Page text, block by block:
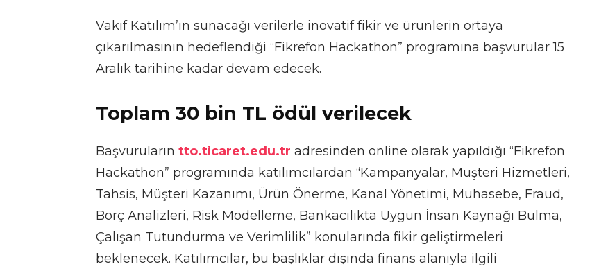
Vakıf Katılım’ın sunacağı verilerle inovatif fikir ve ürünlerin ortaya
çıkarılmasının hedeflendiği “Fikrefon Hackathon” programına başvurular 15
Aralık tarihine kadar devam edecek.
Toplam 30 bin TL ödül verilecek
Başvuruların tto.ticaret.edu.tr adresinden online olarak yapıldığı “Fikrefon
Hackathon” programında katılımcılardan “Kampanyalar, Müşteri Hizmetleri,
Tahsis, Müşteri Kazanımı, Ürün Önerme, Kanal Yönetimi, Muhasebe, Fraud,
Borç Analizleri, Risk Modelleme, Bankacılıkta Uygun İnsan Kaynağı Bulma,
Çalışan Tutundurma ve Verimlilik” konularında fikir geliştirmeleri
beklenecek. Katılımcılar, bu başlıklar dışında finans alanıyla ilgili